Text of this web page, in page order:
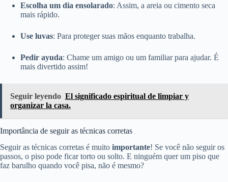
Escolha um dia ensolarado: Assim, a areia ou cimento seca
mais rápido.
Use luvas: Para proteger suas mãos enquanto trabalha.
Pedir ayuda: Chame um amigo ou um familiar para ajudar. É
mais divertido assim!
Seguir leyendo El significado espiritual de limpiar y
organizar la casa.
Importância de seguir as técnicas corretas
Seguir as técnicas corretas é muito importante! Se você não seguir os
passos, o piso pode ficar torto ou solto. E ninguém quer um piso que
faz barulho quando você pisa, não é mesmo?